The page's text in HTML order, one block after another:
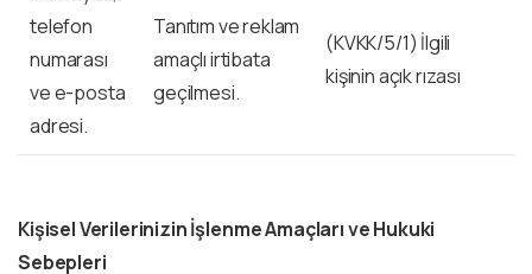
telefon
numarası
ve e-posta
adresi.
Tanıtım ve reklam
amaçlı irtibata
geçilmesi.
(KVKK/5/1) İlgili
kişinin açık rızası
Kişisel Verilerinizin İşlenme Amaçları ve Hukuki
Sebepleri